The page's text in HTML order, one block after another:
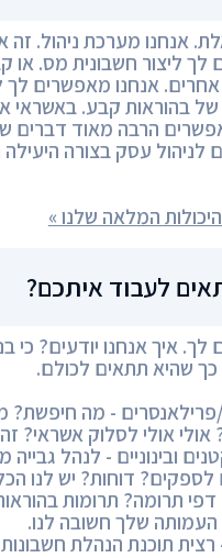
אנחנו מערכת ניהול. זה
לך ליצור חשבונית מס. או
אנחנו מאפשרים לך
של בהוראות קבע. באשראי
הרבה מאוד דברים
לניהול עסק בצורה
המלאה שלנו »
לעבוד איתכם?
איך אנחנו יודעים? כי
שהיא תתאים לכולם.
- מה חיפשת?
אולי אולי לסלוק אשראי?
ובינוניים - לנהל
דוחות? יש לנו
דפי תרומה? תרומות
שלך חשובה לנו.
רצית תוכנת הנהלת